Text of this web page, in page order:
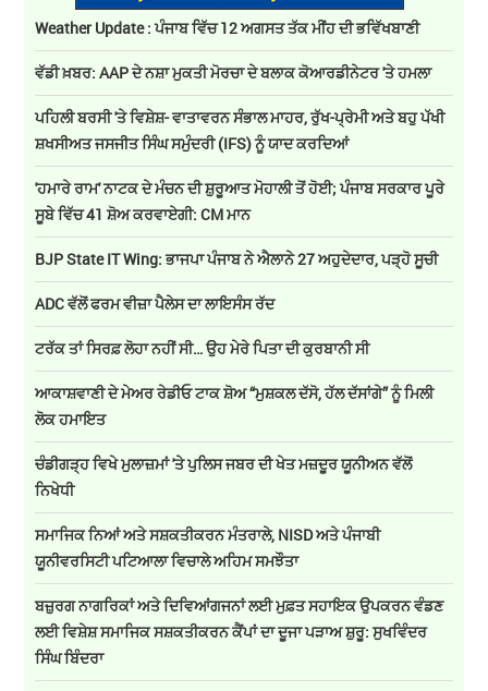
Weather Update : ਪੰਜਾਬ ਵਿੱਚ 12 ਅਗਸਤ ਤੱਕ ਮੀਂਹ ਦੀ ਭਵਿੱਖਬਾਣੀ
ਵੱਡੀ ਖ਼ਬਰ: AAP ਦੇ ਨਸ਼ਾ ਮੁਕਤੀ ਮੋਰਚਾ ਦੇ ਬਲਾਕ ਕੋਆਰਡੀਨੇਟਰ 'ਤੇ ਹਮਲਾ
ਪਹਿਲੀ ਬਰਸੀ 'ਤੇ ਵਿਸ਼ੇਸ਼- ਵਾਤਾਵਰਨ ਸੰਭਾਲ ਮਾਹਰ, ਰੁੱਖ-ਪ੍ਰੇਮੀ ਅਤੇ ਬਹੁ ਪੱਖੀ
ਸ਼ਖਸੀਅਤ ਜਸਜੀਤ ਸਿੰਘ ਸਮੁੰਦਰੀ (IFS) ਨੂੰ ਯਾਦ ਕਰਦਿਆਂ
'ਹਮਾਰੇ ਰਾਮ' ਨਾਟਕ ਦੇ ਮੰਚਨ ਦੀ ਸ਼ੁਰੂਆਤ ਮੋਹਾਲੀ ਤੋਂ ਹੋਈ; ਪੰਜਾਬ ਸਰਕਾਰ ਪੂਰੇ
ਸੂਬੇ ਵਿੱਚ 41 ਸ਼ੋਅ ਕਰਵਾਏਗੀ: CM ਮਾਨ
BJP State IT Wing: ਭਾਜਪਾ ਪੰਜਾਬ ਨੇ ਐਲਾਨੇ 27 ਅਹੁਦੇਦਾਰ, ਪੜ੍ਹੋ ਸੂਚੀ
ADC ਵੱਲੋਂ ਫਰਮ ਵੀਜ਼ਾ ਪੈਲੇਸ ਦਾ ਲਾਇਸੰਸ ਰੱਦ
ਟਰੱਕ ਤਾਂ ਸਿਰਫ਼ ਲੋਹਾ ਨਹੀਂ ਸੀ… ਉਹ ਮੇਰੇ ਪਿਤਾ ਦੀ ਕੁਰਬਾਨੀ ਸੀ
ਆਕਾਸ਼ਵਾਣੀ ਦੇ ਮੇਅਰ ਰੇਡੀਓ ਟਾਕ ਸ਼ੋਅ “ਮੁਸ਼ਕਲ ਦੱਸੋ, ਹੱਲ ਦੱਸਾਂਗੇ” ਨੂੰ ਮਿਲੀ
ਲੋਕ ਹਮਾਇਤ
ਚੰਡੀਗੜ੍ਹ ਵਿਖੇ ਮੁਲਾਜ਼ਮਾਂ 'ਤੇ ਪੁਲਿਸ ਜਬਰ ਦੀ ਖੇਤ ਮਜ਼ਦੂਰ ਯੂਨੀਅਨ ਵੱਲੋਂ
ਨਿਖੇਧੀ
ਸਮਾਜਿਕ ਨਿਆਂ ਅਤੇ ਸਸ਼ਕਤੀਕਰਨ ਮੰਤਰਾਲੇ, NISD ਅਤੇ ਪੰਜਾਬੀ
ਯੂਨੀਵਰਸਿਟੀ ਪਟਿਆਲਾ ਵਿਚਾਲੇ ਅਹਿਮ ਸਮਝੌਤਾ
ਬਜ਼ੁਰਗ ਨਾਗਰਿਕਾਂ ਅਤੇ ਦਿਵਿਆਂਗਜਨਾਂ ਲਈ ਮੁਫ਼ਤ ਸਹਾਇਕ ਉਪਕਰਨ ਵੰਡਣ
ਲਈ ਵਿਸ਼ੇਸ਼ ਸਮਾਜਿਕ ਸਸ਼ਕਤੀਕਰਨ ਕੈਂਪਾਂ ਦਾ ਦੂਜਾ ਪੜਾਅ ਸ਼ੁਰੂ: ਸੁਖਵਿੰਦਰ
ਸਿੰਘ ਬਿੰਦਰਾ